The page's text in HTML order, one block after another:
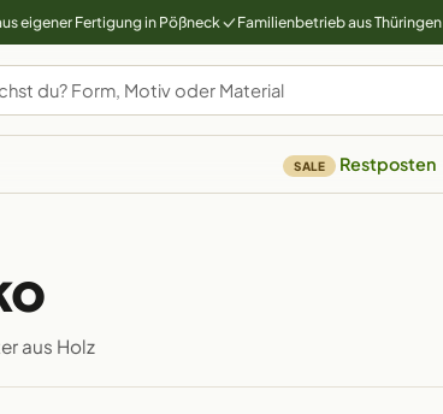
eigener Fertigung in Pößneck Familienbetrieb aus Thüringen
SALE Restposten
aus Holz